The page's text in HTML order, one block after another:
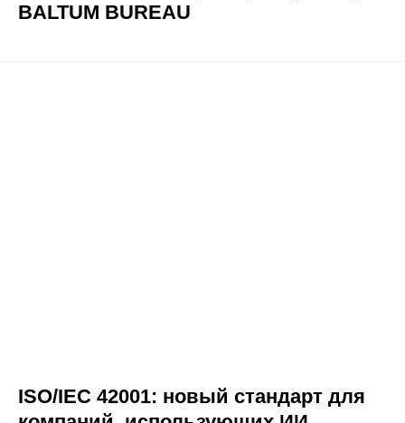
BALTUM BUREAU
ISO/IEC 42001: новый стандарт для